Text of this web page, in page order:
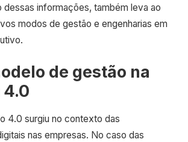
dessas informações, também leva ao
modos de gestão e engenharias em
de gestão na
4.0 surgiu no contexto das
nas empresas. No caso das